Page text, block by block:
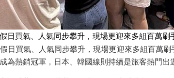
日買氣、人氣同步攀升，現場更迎來多組百萬
日買氣、人氣同步攀升，現場更迎來多組百萬
為熱銷冠軍，日本、韓國線則持續是旅客熱門出